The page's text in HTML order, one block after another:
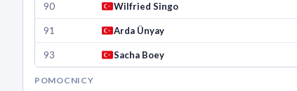
90 Wilfried Singo
91 Arda Ünyay
93 Sacha Boey
POMOCNICY